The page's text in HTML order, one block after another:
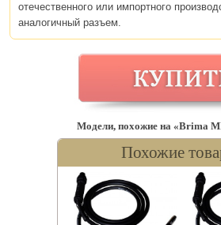
отечественного или импортного
аналогичный разъем.
Модели, похожие на «Brima
Похожие